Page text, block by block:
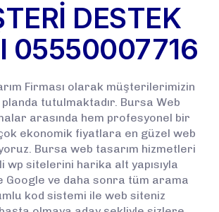
DESTEK
05550007716
Firması olarak müşterilerimizin
tutulmaktadır. Bursa Web
arasında hem profesyonel bir
ekonomik fiyatlara en güzel web
Bursa web tasarım hizmetleri
wp sitelerini harika alt yapısıyla
Google ve daha sonra tüm arama
kod sistemi ile web siteniz